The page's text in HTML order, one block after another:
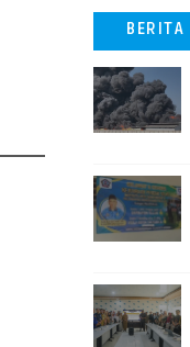
BERITA
TERBARU